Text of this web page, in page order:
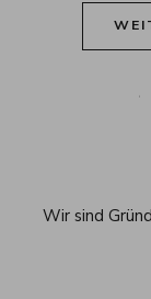
Wir sind